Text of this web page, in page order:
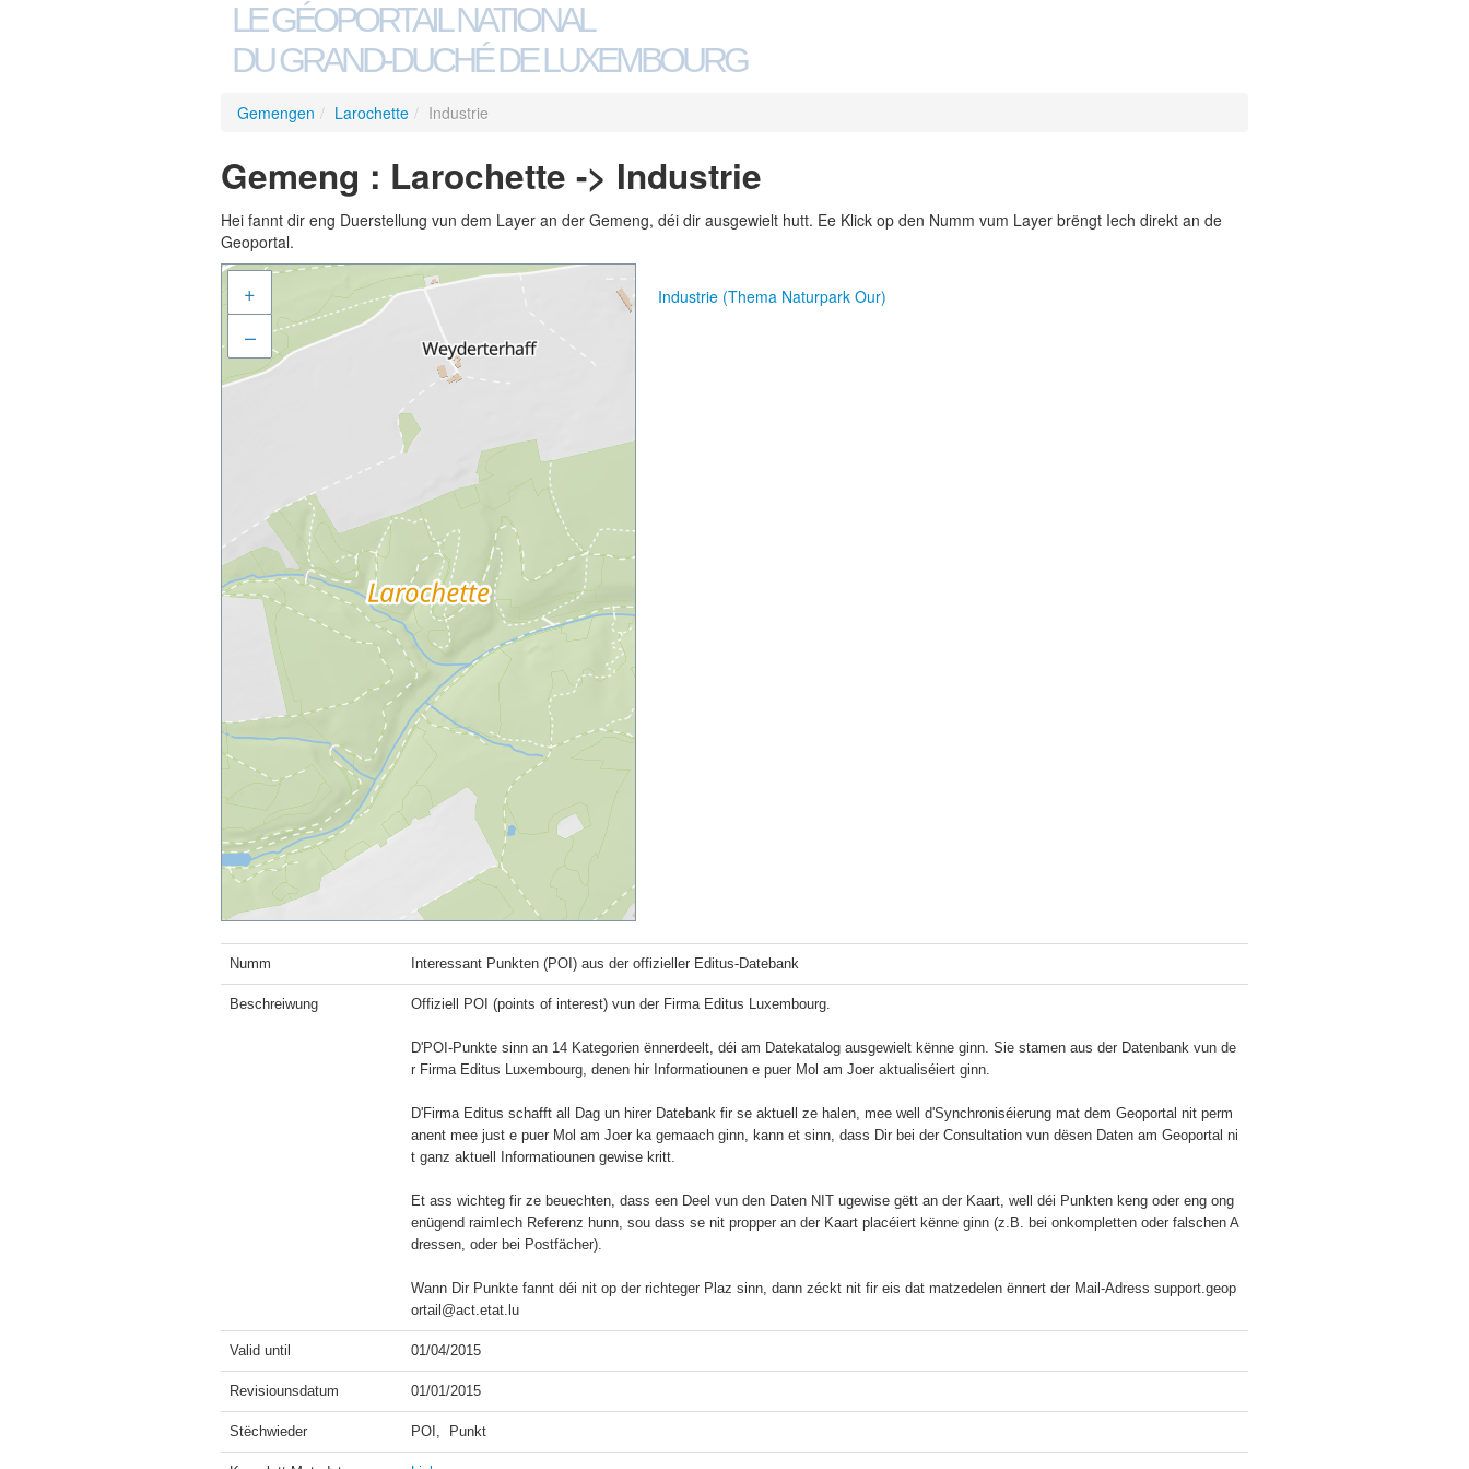
LE GÉOPORTAIL NATIONAL
DU GRAND-DUCHÉ DE LUXEMBOURG
Gemengen / Larochette / Industrie
Gemeng : Larochette -> Industrie
Hei fannt dir eng Duerstellung vun dem Layer an der Gemeng, déi dir ausgewielt hutt. Ee Klick op den Numm vum Layer brëngt Iech direkt an de
Geoportal.
+
–
Industrie (Thema Naturpark Our)
Numm Interessant Punkten (POI) aus der offizieller Editus-Datebank
Beschreiwung Offiziell POI (points of interest) vun der Firma Editus Luxembourg.
D'POI-Punkte sinn an 14 Kategorien ënnerdeelt, déi am Datekatalog ausgewielt kënne ginn. Sie stamen aus der Datenbank vun de
r Firma Editus Luxembourg, denen hir Informatiounen e puer Mol am Joer aktualiséiert ginn.
D'Firma Editus schafft all Dag un hirer Datebank fir se aktuell ze halen, mee well d'Synchroniséierung mat dem Geoportal nit perm
anent mee just e puer Mol am Joer ka gemaach ginn, kann et sinn, dass Dir bei der Consultation vun dësen Daten am Geoportal ni
t ganz aktuell Informatiounen gewise kritt.
Et ass wichteg fir ze beuechten, dass een Deel vun den Daten NIT ugewise gëtt an der Kaart, well déi Punkten keng oder eng ong
enügend raimlech Referenz hunn, sou dass se nit propper an der Kaart placéiert kënne ginn (z.B. bei onkompletten oder falschen A
dressen, oder bei Postfächer).
Wann Dir Punkte fannt déi nit op der richteger Plaz sinn, dann zéckt nit fir eis dat matzedelen ënnert der Mail-Adress support.geop
ortail@act.etat.lu
Valid until 01/04/2015
Revisiounsdatum 01/01/2015
Stëchwieder POI,  Punkt